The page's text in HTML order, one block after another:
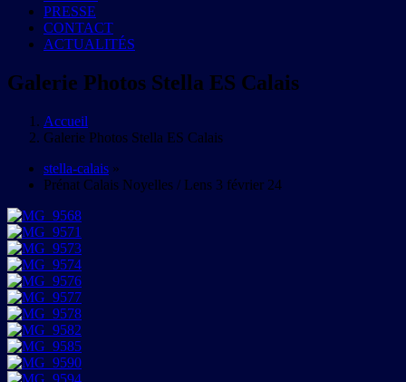
PRESSE
CONTACT
ACTUALITÉS
Galerie Photos Stella ES Calais
Accueil
Galerie Photos Stella ES Calais
stella-calais »
Prénat Calais Noyelles / Lens 3 février 24